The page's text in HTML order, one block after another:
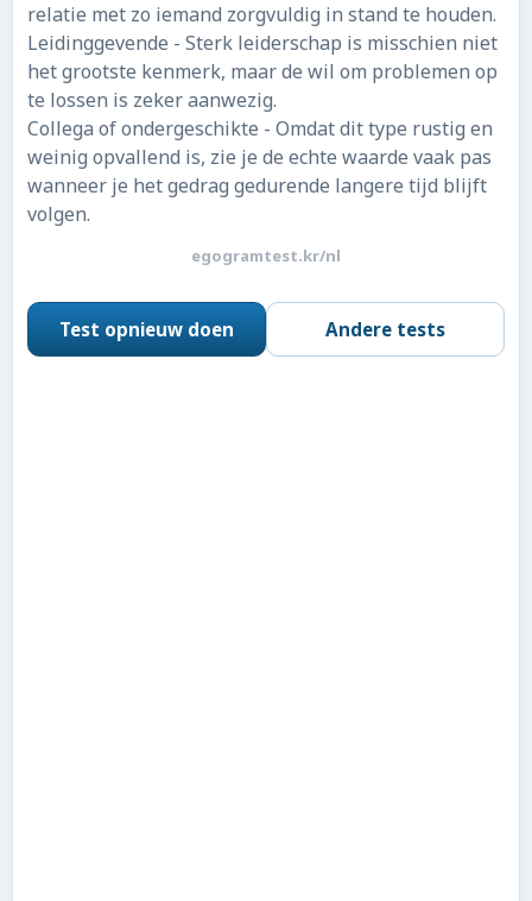
relatie met zo iemand zorgvuldig in stand te houden.
Leidinggevende - Sterk leiderschap is misschien niet
het grootste kenmerk, maar de wil om problemen op
te lossen is zeker aanwezig.
Collega of ondergeschikte - Omdat dit type rustig en
weinig opvallend is, zie je de echte waarde vaak pas
wanneer je het gedrag gedurende langere tijd blijft
volgen.
egogramtest.kr/nl
Test opnieuw doen Andere tests